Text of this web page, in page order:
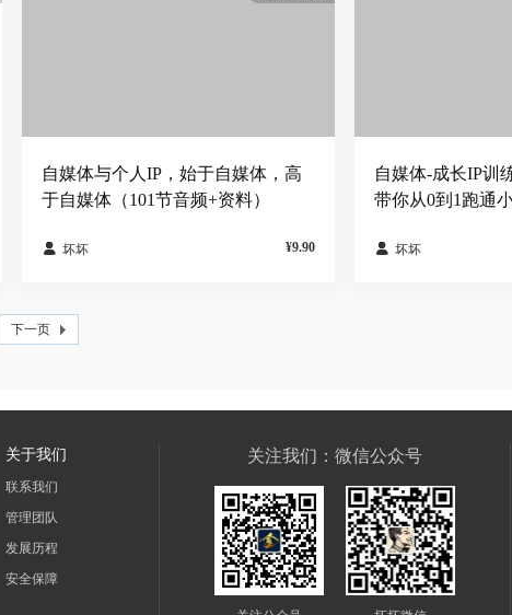
自媒体与个人IP，始于自媒体，高
于自媒体（101节音频+资料）
 坏坏 ¥9.90
自媒体-成长IP训
带你从0到1跑通
 坏坏
下一页
关于我们
联系我们
管理团队
发展历程
安全保障
关注我们：微信公众号